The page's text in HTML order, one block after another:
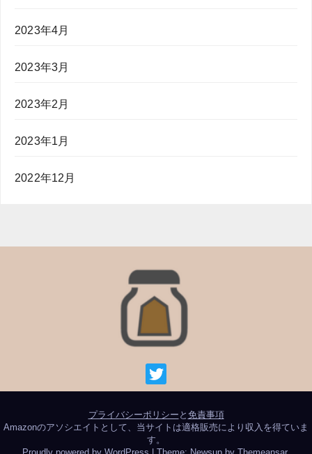
2023年4月
2023年3月
2023年2月
2023年1月
2022年12月
プライバシーポリシー と 免責事項
Amazonのアソシエイトとして、当サイトは適格販売により収入を得ていま
す。